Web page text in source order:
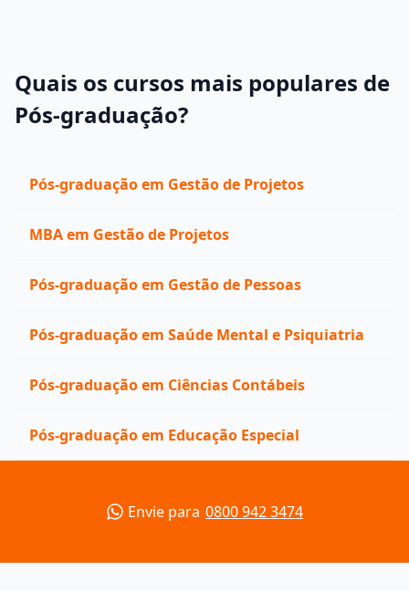
Quais os cursos mais populares de
Pós-graduação?
Pós-graduação em Gestão de Projetos
MBA em Gestão de Projetos
Pós-graduação em Gestão de Pessoas
Pós-graduação em Saúde Mental e Psiquiatria
Pós-graduação em Ciências Contábeis
Pós-graduação em Educação Especial
Envie para 0800 942 3474